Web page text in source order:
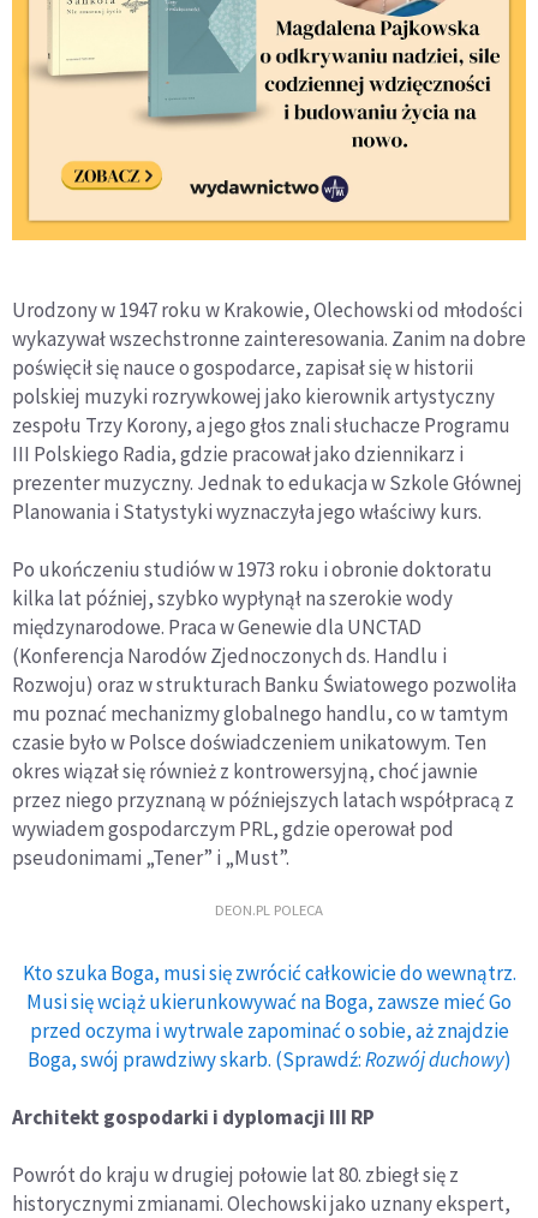
Urodzony w 1947 roku w Krakowie, Olechowski od młodości
wykazywał wszechstronne zainteresowania. Zanim na dobre
poświęcił się nauce o gospodarce, zapisał się w historii
polskiej muzyki rozrywkowej jako kierownik artystyczny
zespołu Trzy Korony, a jego głos znali słuchacze Programu
III Polskiego Radia, gdzie pracował jako dziennikarz i
prezenter muzyczny. Jednak to edukacja w Szkole Głównej
Planowania i Statystyki wyznaczyła jego właściwy kurs.
Po ukończeniu studiów w 1973 roku i obronie doktoratu
kilka lat później, szybko wypłynął na szerokie wody
międzynarodowe. Praca w Genewie dla UNCTAD
(Konferencja Narodów Zjednoczonych ds. Handlu i
Rozwoju) oraz w strukturach Banku Światowego pozwoliła
mu poznać mechanizmy globalnego handlu, co w tamtym
czasie było w Polsce doświadczeniem unikatowym. Ten
okres wiązał się również z kontrowersyjną, choć jawnie
przez niego przyznaną w późniejszych latach współpracą z
wywiadem gospodarczym PRL, gdzie operował pod
pseudonimami „Tener” i „Must”.
DEON.PL POLECA
Kto szuka Boga, musi się zwrócić całkowicie do wewnątrz.
Musi się wciąż ukierunkowywać na Boga, zawsze mieć Go
przed oczyma i wytrwale zapominać o sobie, aż znajdzie
Boga, swój prawdziwy skarb. (Sprawdź:Rozwój duchowy)
Architekt gospodarki i dyplomacji III RP
Powrót do kraju w drugiej połowie lat 80. zbiegł się z
historycznymi zmianami. Olechowski jako uznany ekspert,